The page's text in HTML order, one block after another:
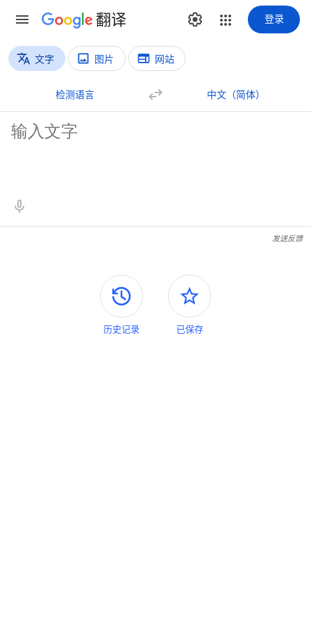
翻译 登录
翻译类型
文字 图片 网站
检测语言 中文（简体）
发送反馈
侧边栏
历史记录 已保存